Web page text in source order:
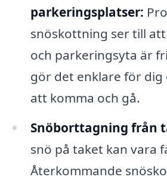
parkeringsplatser:
snöskottning ser till
och parkeringsyta är
gör det enklare för dig
att komma och gå.
Snöborttagning från
snö på taket kan vara
Återkommande